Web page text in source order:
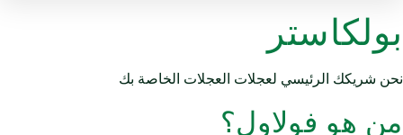
بولكاستر
نحن شريكك الرئيسي لعجلات العجلات الخاصة بك
من هو فولاول؟